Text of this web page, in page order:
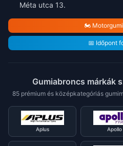
Méta utca 13.
🏍️
📅 Időpont
Gumiabroncs márkák
85 prémium és középkategóriás
Aplus Apollo